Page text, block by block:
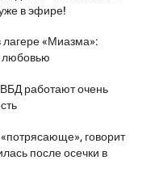
в эфире!
лагере «Миазма»:
любовью
ВБД работают очень
говорит
после осечки в